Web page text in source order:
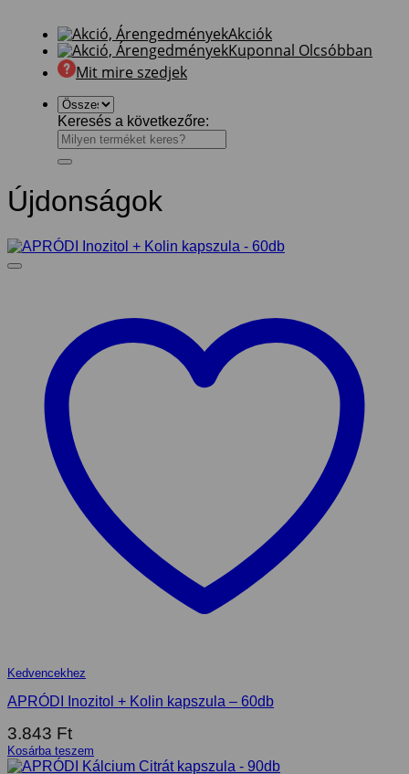
Akciók
Kuponnal Olcsóbban
Mit mire szedjek
Keresés a következőre:
Újdonságok
Kedvencekhez
APRÓDI Inozitol + Kolin kapszula – 60db
3.843 Ft
Kosárba teszem